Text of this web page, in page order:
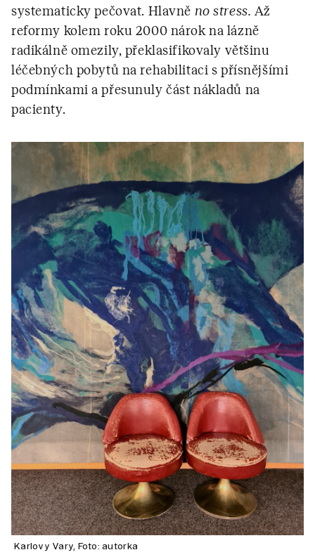
systematicky pečovat. Hlavně no stress. Až
reformy kolem roku 2000 nárok na lázně
radikálně omezily, překlasifikovaly většinu
léčebných pobytů na rehabilitaci s přísnějšími
podmínkami a přesunuly část nákladů na
pacienty.
Karlovy Vary, Foto: autorka